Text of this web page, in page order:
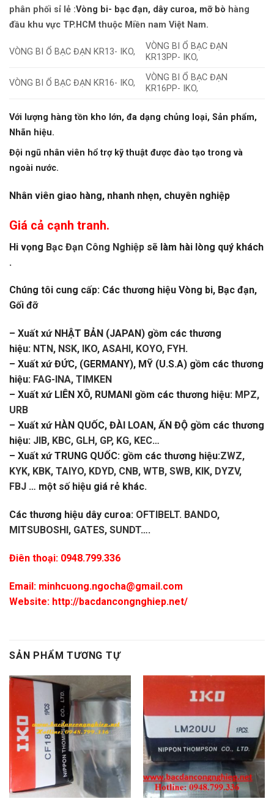
phân phối sỉ lẻ :Vòng bi- bạc đạn, dây curoa, mỡ bò hàng
đầu khu vực TP.HCM thuộc Miền nam Việt Nam.
VÒNG BI Ổ BẠC ĐẠN KR13- IKO,
VÒNG BI Ổ BẠC ĐẠN
KR13PP- IKO,
VÒNG BI Ổ BẠC ĐẠN KR16- IKO,
VÒNG BI Ổ BẠC ĐẠN
KR16PP- IKO,
Với lượng hàng tồn kho lớn, đa dạng chủng loại, Sản phẩm,
Nhãn hiệu.
Đội ngũ nhân viên hổ trợ kỹ thuật được đào tạo trong và
ngoài nước.
Nhân viên giao hàng, nhanh nhẹn, chuyên nghiệp
Giá cả cạnh tranh.
Hi vọng Bạc Đạn Công Nghiệp sẽ làm hài lòng quý khách
.
Chúng tôi cung cấp: Các thương hiệu Vòng bi, Bạc đạn,
Gối đỡ
– Xuất xứ NHẬT BẢN (JAPAN) gồm các thương
hiệu: NTN, NSK, IKO, ASAHI, KOYO, FYH .
– Xuất xứ ĐỨC, (GERMANY), MỸ (U.S.A) gồm các thương
hiệu: FAG-INA, TIMKEN
– Xuất xứ LIÊN XÔ, RUMANI gồm các thương hiệu: MPZ,
URB
– Xuất xứ HÀN QUỐC, ĐÀI LOAN, ẤN ĐỘ gồm các thương
hiệu: JIB, KBC, GLH, GP, KG, KEC…
– Xuất xứ TRUNG QUỐC: gồm các thương hiệu:ZWZ,
KYK, KBK, TAIYO, KDYD, CNB, WTB, SWB, KIK, DYZV,
FBJ … một số hiệu giá rẻ khác.
Các thương hiệu dây curoa: OFTIBELT. BANDO,
MITSUBOSHI, GATES, SUNDT….
Điên thoại: 0948.799.336
Email: minhcuong.ngocha@gmail.com
Website: http://bacdancongnghiep.net/
SẢN PHẨM TƯƠNG TỰ